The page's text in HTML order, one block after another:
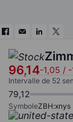
96,14-1,05 /
Intervalle de 52
79,12
SymboleZBH:xnys